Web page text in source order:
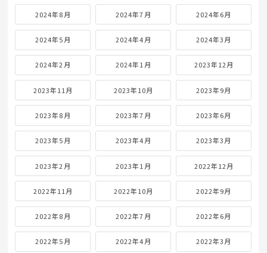
2024年8月 2024年7月 2024年6月
2024年5月 2024年4月 2024年3月
2024年2月 2024年1月 2023年12月
2023年11月 2023年10月 2023年9月
2023年8月 2023年7月 2023年6月
2023年5月 2023年4月 2023年3月
2023年2月 2023年1月 2022年12月
2022年11月 2022年10月 2022年9月
2022年8月 2022年7月 2022年6月
2022年5月 2022年4月 2022年3月